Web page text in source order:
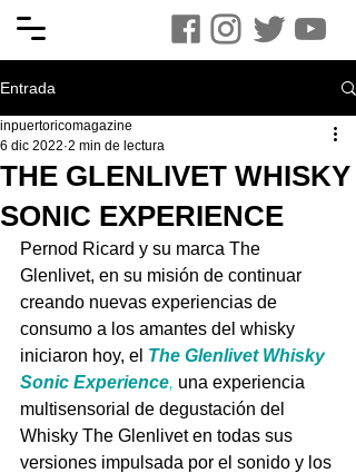
Entrada
THE GLENLIVET WHISKY
SONIC EXPERIENCE
inpuertoricomagazine
6 dic 2022 2 min de lectura
Pernod Ricard y su marca The
Glenlivet, en su misión de continuar
creando nuevas experiencias de
consumo a los amantes del whisky
iniciaron hoy, el The Glenlivet Whisky
Sonic Experience, una experiencia
multisensorial de degustación del
Whisky The Glenlivet en todas sus
versiones impulsada por el sonido y los